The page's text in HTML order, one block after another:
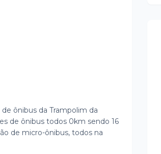
ônibus da Trampolim da
de ônibus todos 0km sendo 16
de micro-ônibus, todos na